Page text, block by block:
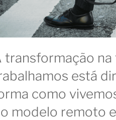
transformação
está
como
modelo remoto